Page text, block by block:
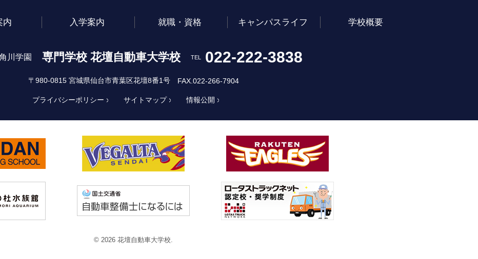
内 入学案内 就職・資格 キャンパスライフ 学校概要
川学園 専門学校 花壇自動車大学校 TEL 022-222-3838
〒980-0815 宮城県仙台市青葉区花壇8番1号 FAX.022-266-7904
プライバシーポリシー サイトマップ 情報公開
© 2026 花壇自動車大学校.